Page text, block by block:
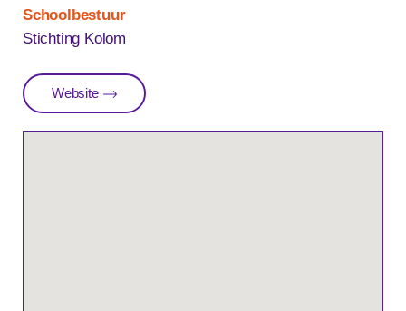
Schoolbestuur
Stichting Kolom
Website